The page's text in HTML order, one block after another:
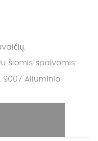
šiomis spalvomis:
9007 Aliuminio